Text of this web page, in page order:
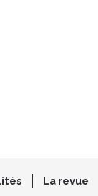
La revue